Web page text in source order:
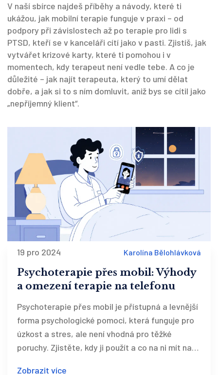
V naší sbírce najdeš příběhy a návody, které ti
ukážou, jak mobilní terapie funguje v praxi – od
podpory při závislostech až po terapie pro lidi s
PTSD, kteří se v kanceláři cítí jako v pasti. Zjistíš, jak
vytvářet krizové karty, které ti pomohou i v
momentech, kdy terapeut není vedle tebe. A co je
důležité – jak najít terapeuta, který to umí dělat
dobře, a jak si to s ním domluvit, aniž bys se cítil jako
„nepříjemný klient“.
19 pro 2024 Karolína Bělohlávková
Psychoterapie přes mobil: Výhody
a omezení terapie na telefonu
Psychoterapie přes mobil je přístupná a levnější
forma psychologické pomoci, která funguje pro
úzkost a stres, ale není vhodná pro těžké
poruchy. Zjistěte, kdy ji použít a co na ni mít na
Zobrazit více